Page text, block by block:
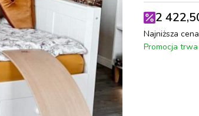
2
Najniższa
Promocja